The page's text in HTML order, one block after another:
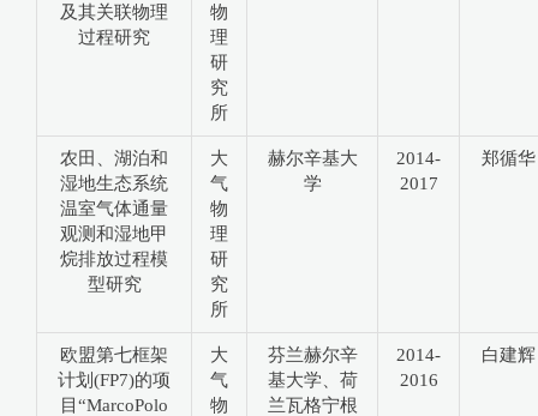
及其关联物理
过程研究
物
理
研
究
所
农田、湖泊和
湿地生态系统
温室气体通量
观测和湿地甲
烷排放过程模
型研究
大
气
物
理
研
究
所
赫尔辛基大
学
2014-
2017
郑循华
欧盟第七框架
计划(FP7)的项
目“MarcoPolo
大
气
物
芬兰赫尔辛
基大学、荷
兰瓦格宁根
2014-
2016
白建辉